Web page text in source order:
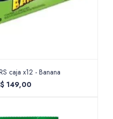
caja x12 - Banana
$ 149,00